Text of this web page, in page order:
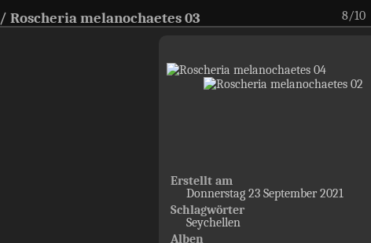
/ Roscheria melanochaetes 03 8/10
Erstellt am
Donnerstag 23 September 2021
Schlagwörter
Seychellen
Alben